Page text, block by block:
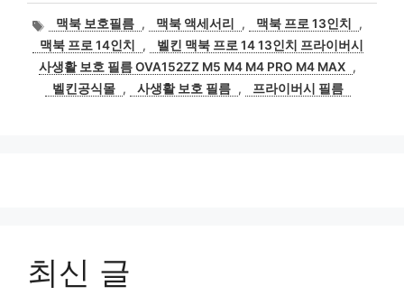
태
그
맥북 보호필름 , 맥북 액세서리 , 맥북 프로 13인치
,
맥북 프로 14인치
,
벨킨 맥북 프로 14 13인치 프라이버시
사생활 보호 필름 OVA152ZZ M5 M4 M4 PRO M4 MAX ,
벨킨공식몰 , 사생활 보호 필름 , 프라이버시 필름
최신 글